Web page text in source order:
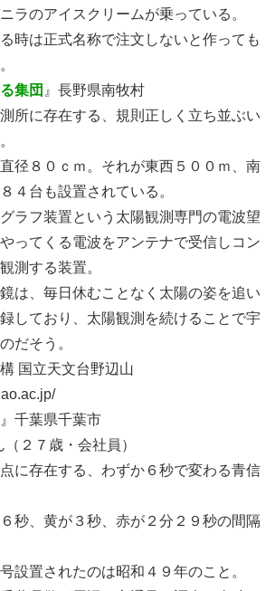
ラのアイスクリームが乗っている。
時は正式名称で注文しないと作っても
集団 』長野県南牧村
所に存在する、規則正しく立ち並ぶい
径８０ｃｍ。それが東西５００ｍ、南
４台も設置されている。
ラフ装置という太陽観測専門の電波望
ってくる電波をアンテナで受信しコン
測する装置。
は、毎日休むことなく太陽の姿を追い
しており、太陽観測を続けることで宇
だそう。
国立天文台野辺山
』千葉県千葉市
２７歳・会社員）
に存在する、わずか６秒で変わる青信
秒、黄が３秒、赤が２分２９秒の間隔
設置されたのは昭和４９年のこと。